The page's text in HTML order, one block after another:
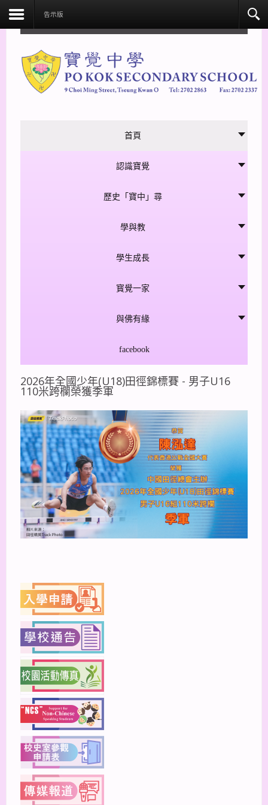
告示版
首頁
認識寶覺
歷史「寶中」尋
學與教
學生成長
寳覺一家
與佛有緣
facebook
2026年全國少年(U18)田徑錦標賽 - 男子U16
110米跨欄榮獲季軍